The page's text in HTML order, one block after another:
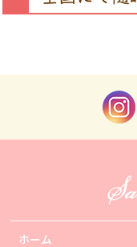
ホーム